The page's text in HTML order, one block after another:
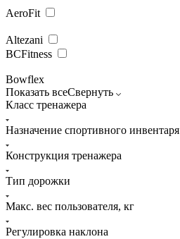
AeroFit
Altezani
BCFitness
Bowflex
Показать всеСвернуть
Класс тренажера
Назначение спортивного инвентаря
Конструкция тренажера
Тип дорожки
Макс. вес пользователя, кг
Регулировка наклона